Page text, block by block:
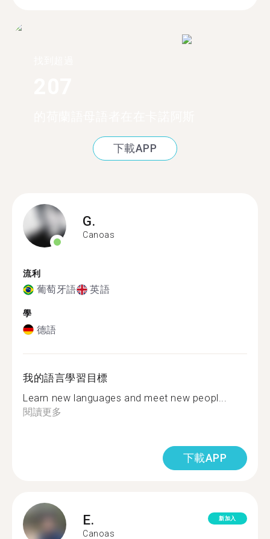
下載APP
G.
Canoas
流利
葡萄牙語 英語
學
德語
我的語言學習目標
Learn new languages and meet new peopl...
閱讀更多
下載APP
E.
Canoas
新加入